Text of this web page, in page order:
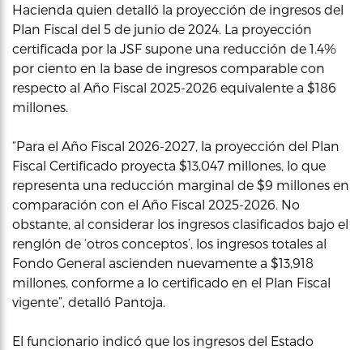
Hacienda quien detalló la proyección de ingresos del
Plan Fiscal del 5 de junio de 2024. La proyección
certificada por la JSF supone una reducción de 1.4%
por ciento en la base de ingresos comparable con
respecto al Año Fiscal 2025-2026 equivalente a $186
millones.
“Para el Año Fiscal 2026-2027, la proyección del Plan
Fiscal Certificado proyecta $13,047 millones, lo que
representa una reducción marginal de $9 millones en
comparación con el Año Fiscal 2025-2026. No
obstante, al considerar los ingresos clasificados bajo el
renglón de ‘otros conceptos’, los ingresos totales al
Fondo General ascienden nuevamente a $13,918
millones, conforme a lo certificado en el Plan Fiscal
vigente”, detalló Pantoja.
El funcionario indicó que los ingresos del Estado